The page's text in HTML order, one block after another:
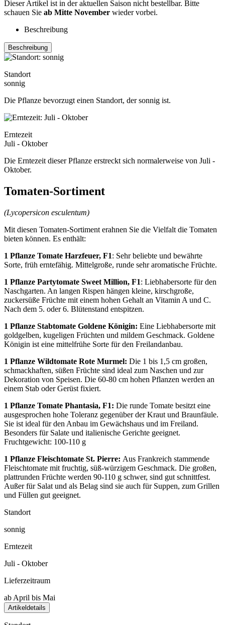
Dieser Artikel ist in der aktuellen Saison nicht bestellbar. Bitte
schauen Sie ab Mitte November wieder vorbei.
Beschreibung
Beschreibung
Standort
sonnig
Die Pflanze bevorzugt einen Standort, der sonnig ist.
Erntezeit
Juli - Oktober
Die Erntezeit dieser Pflanze erstreckt sich normalerweise von Juli -
Oktober.
Tomaten-Sortiment
(Lycopersicon esculentum)
Mit diesen Tomaten-Sortiment erahnen Sie die Vielfalt die Tomaten
bieten können. Es enthält:
1 Pflanze Tomate Harzfeuer, F1: Sehr beliebte und bewährte
Sorte, früh erntefähig. Mittelgroße, runde sehr aromatische Früchte.
1 Pflanze Partytomate Sweet Million, F1: Liebhabersorte für den
Naschgarten. An langen Rispen hängen kleine, kirschgroße,
zuckersüße Früchte mit einem hohen Gehalt an Vitamin A und C.
Nach dem 5. oder 6. Blütenstand entspitzen.
1 Pflanze Stabtomate Goldene Königin: Eine Liebhabersorte mit
goldgelben, kugeligen Früchten und mildem Geschmack. Goldene
Königin ist eine mittelfrühe Sorte für den Freilandanbau.
1 Pflanze Wildtomate Rote Murmel: Die 1 bis 1,5 cm großen,
schmackhaften, süßen Früchte sind ideal zum Naschen und zur
Dekoration von Speisen. Die 60-80 cm hohen Pflanzen werden an
einem Stab oder Gerüst fixiert.
1 Pflanze Tomate Phantasia, F1: Die runde Tomate besitzt eine
ausgesprochen hohe Toleranz gegenüber der Kraut und Braunfäule.
Sie ist ideal für den Anbau im Gewächshaus und im Freiland.
Besonders für Salate und italienische Gerichte geeignet.
Fruchtgewicht: 100-110 g
1 Pflanze Fleischtomate St. Pierre: Aus Frankreich stammende
Fleischtomate mit fruchtig, süß-würzigem Geschmack. Die großen,
plattrunden Früchte werden 90-110 g schwer, sind gut schnittfest.
Außer für Salat und als Belag sind sie auch für Suppen, zum Grillen
und Füllen gut geeignet.
Standort
sonnig
Erntezeit
Juli - Oktober
Lieferzeitraum
ab April bis Mai
Artikeldetails